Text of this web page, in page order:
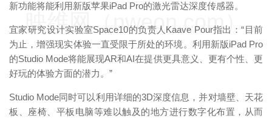
新功能将能利用新版苹果iPad Pro的激光雷达深度传感器。
宜家研究设计实验室Space10的负责人Kaave Pour指出：“目前
为止，增强现实体验一直受限于所处的环境。利用新版iPad Pro
的Studio Mode将能展现AR和AI在提供更具意义、更有个性、更
好玩的体验方面的潜力。”
Studio Mode同时可以利用详细的3D深度信息，并对墙壁、天花
板、座椅、平板电脑等难以触及的地方进行数字化布置，从而
映维网（nweon.com）